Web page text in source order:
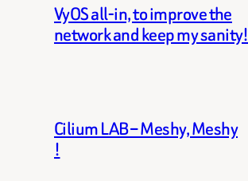
VyOS all-in, to improve the
network and keep my sanity!
Cilium LAB – Meshy, Meshy
!